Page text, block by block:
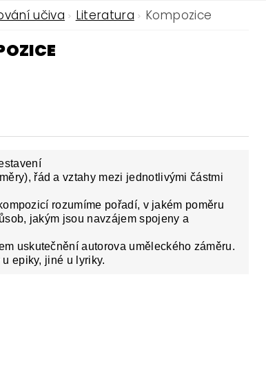
JAZYKOVĚDNÝ
УКРАЇНЦІВ
učiva Literatura Kompozice
řád a vztahy mezi jednotlivými částmi
rozumíme pořadí, v jakém poměru
jakým jsou navzájem spojeny a
uskutečnění autorova uměleckého záměru.
epiky, jiné u lyriky.